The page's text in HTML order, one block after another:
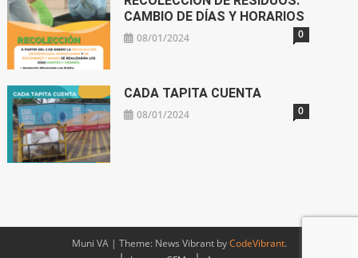
CAMBIO DE DÍAS Y HORARIOS
08/01/2024 0
CADA TAPITA CUENTA
08/01/2024 0
Muni VA | Theme: News Vibrant byCodeVibrant.